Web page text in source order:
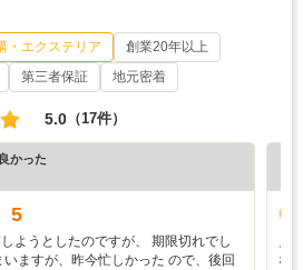
・エクステリア
創業20年以上
第三者保証 地元密着
5.0 （17件）
かった
5
ようとしたのですが、 期限切れでし
ますが、昨今忙しかった ので、後回
な